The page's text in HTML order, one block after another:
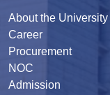
About the University
Career
Procurement
NOC
Admission